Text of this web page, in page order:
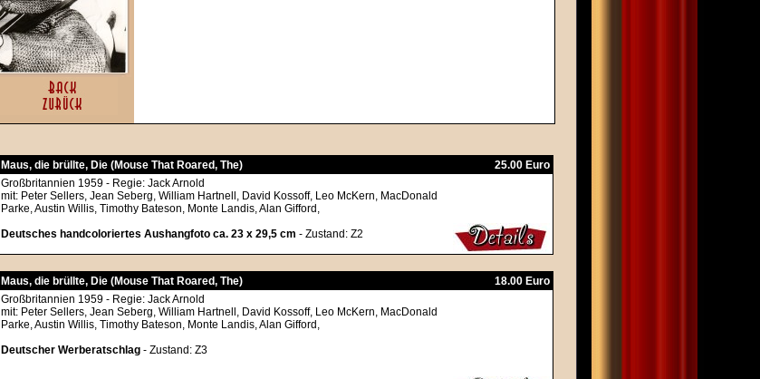
Maus, die brüllte, Die (Mouse That Roared, The)
25.00 Euro
Großbritannien 1959 - Regie: Jack Arnold
mit: Peter Sellers, Jean Seberg, William Hartnell, David Kossoff, Leo McKern, MacDonald
Parke, Austin Willis, Timothy Bateson, Monte Landis, Alan Gifford,
Deutsches handcoloriertes Aushangfoto ca. 23 x 29,5 cm - Zustand: Z2
Maus, die brüllte, Die (Mouse That Roared, The)
18.00 Euro
Großbritannien 1959 - Regie: Jack Arnold
mit: Peter Sellers, Jean Seberg, William Hartnell, David Kossoff, Leo McKern, MacDonald
Parke, Austin Willis, Timothy Bateson, Monte Landis, Alan Gifford,
Deutscher Werberatschlag - Zustand: Z3